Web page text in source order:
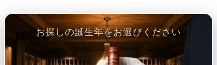
お探しの誕生年をお選びください